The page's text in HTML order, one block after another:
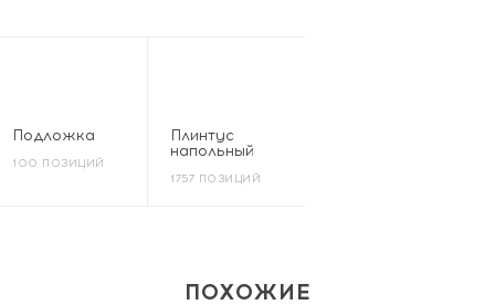
Подложка
100 ПОЗИЦИЙ
Плинтус
напольный
1757 ПОЗИЦИЙ
ПОХОЖИЕ